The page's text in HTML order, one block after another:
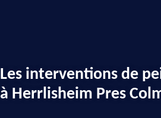
Les interventions de
à Herrlisheim Pres